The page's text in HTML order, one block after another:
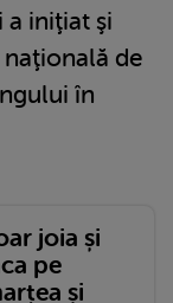
a iniţiat şi
de
în
joia și
pe
și